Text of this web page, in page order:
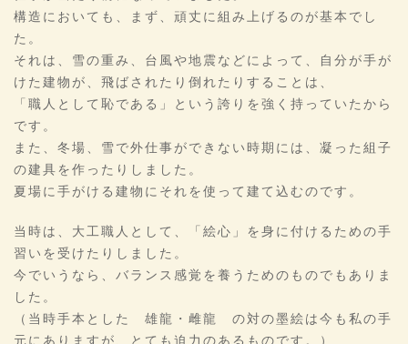
構造においても、まず、頑丈に組み上げるのが基本でし
た。
それは、雪の重み、台風や地震などによって、自分が手が
けた建物が、飛ばされたり倒れたりすることは、
「職人として恥である」という誇りを強く持っていたから
です。
また、冬場、雪で外仕事ができない時期には、凝った組子
の建具を作ったりしました。
夏場に手がける建物にそれを使って建て込むのです。
当時は、大工職人として、「絵心」を身に付けるための手
習いを受けたりしました。
今でいうなら、バランス感覚を養うためのものでもありま
した。
（当時手本とした 雄龍・雌龍 の対の墨絵は今も私の手
元にありますが、とても迫力のあるものです。）